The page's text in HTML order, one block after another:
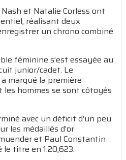
et Natalie Corless ont
réalisant deux
un chrono combiné
féminine s’est essayée au
junior/cadet. Le
marqué la première
les hommes se sont côtoyés
avec un déficit d’un peu
les médaillés d’or
et Paul Constantin
titre en 1:20,623.